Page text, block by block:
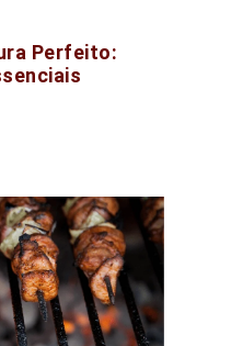
Perfeito: